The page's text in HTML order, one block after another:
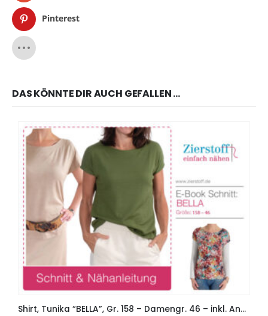
Pinterest
DAS KÖNNTE DIR AUCH GEFALLEN …
Shirt, Tunika “BELLA”, Gr. 158 – Damengr. 46 – inkl. Ankervorlage